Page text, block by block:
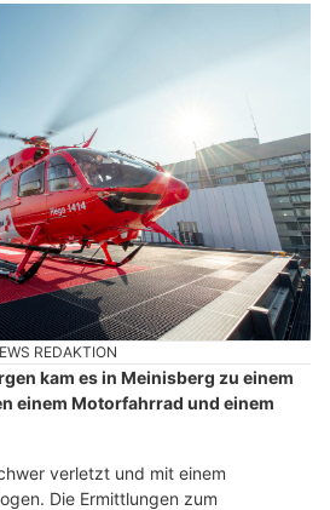
REDAKTION
kam es in Meinisberg zu einem
einem Motorfahrrad und einem
verletzt und mit einem
Die Ermittlungen zum